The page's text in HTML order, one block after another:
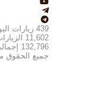
439 زيارات
11,602
132,796
جميع الحقوق